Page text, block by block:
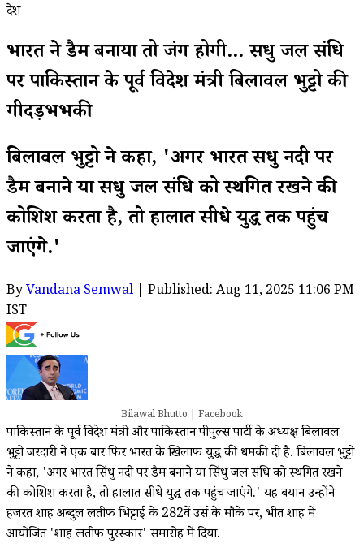
देश
भारत ने डैम बनाया तो जंग होगी... सिंधु जल संधि
पर पाकिस्तान के पूर्व विदेश मंत्री बिलावल भुट्टो की
गीदड़भभकी
बिलावल भुट्टो ने कहा, 'अगर भारत सिंधु नदी पर
डैम बनाने या सिंधु जल संधि को स्थगित रखने की
कोशिश करता है, तो हालात सीधे युद्ध तक पहुंच
जाएंगे.'
ByVandana Semwal | Published: Aug 11, 2025 11:06 PM
IST
Bilawal Bhutto | Facebook
पाकिस्तान के पूर्व विदेश मंत्री और पाकिस्तान पीपुल्स पार्टी के अध्यक्ष बिलावल
भुट्टो जरदारी ने एक बार फिर भारत के खिलाफ युद्ध की धमकी दी है. बिलावल भुट्टो
ने कहा, 'अगर भारत सिंधु नदी पर डैम बनाने या सिंधु जल संधि को स्थगित रखने
की कोशिश करता है, तो हालात सीधे युद्ध तक पहुंच जाएंगे.' यह बयान उन्होंने
हजरत शाह अब्दुल लतीफ भिट्टाई के 282वें उर्स के मौके पर, भीत शाह में
आयोजित 'शाह लतीफ पुरस्कार' समारोह में दिया.